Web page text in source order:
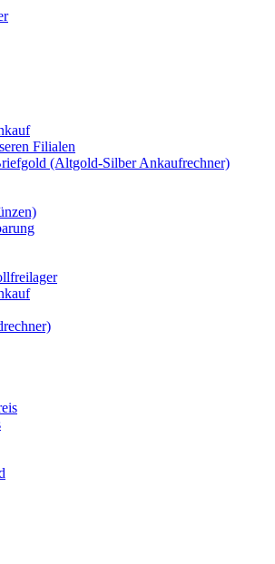
Filialen
(Altgold-Silber Ankaufrechner)